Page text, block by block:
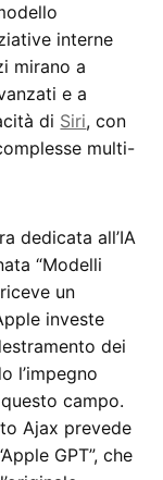
interne
mirano a
e a
di Siri, con
multi-
dedicata all’IA
“Modelli
un
investe
dei
l’impegno
campo.
Ajax prevede
GPT”, che